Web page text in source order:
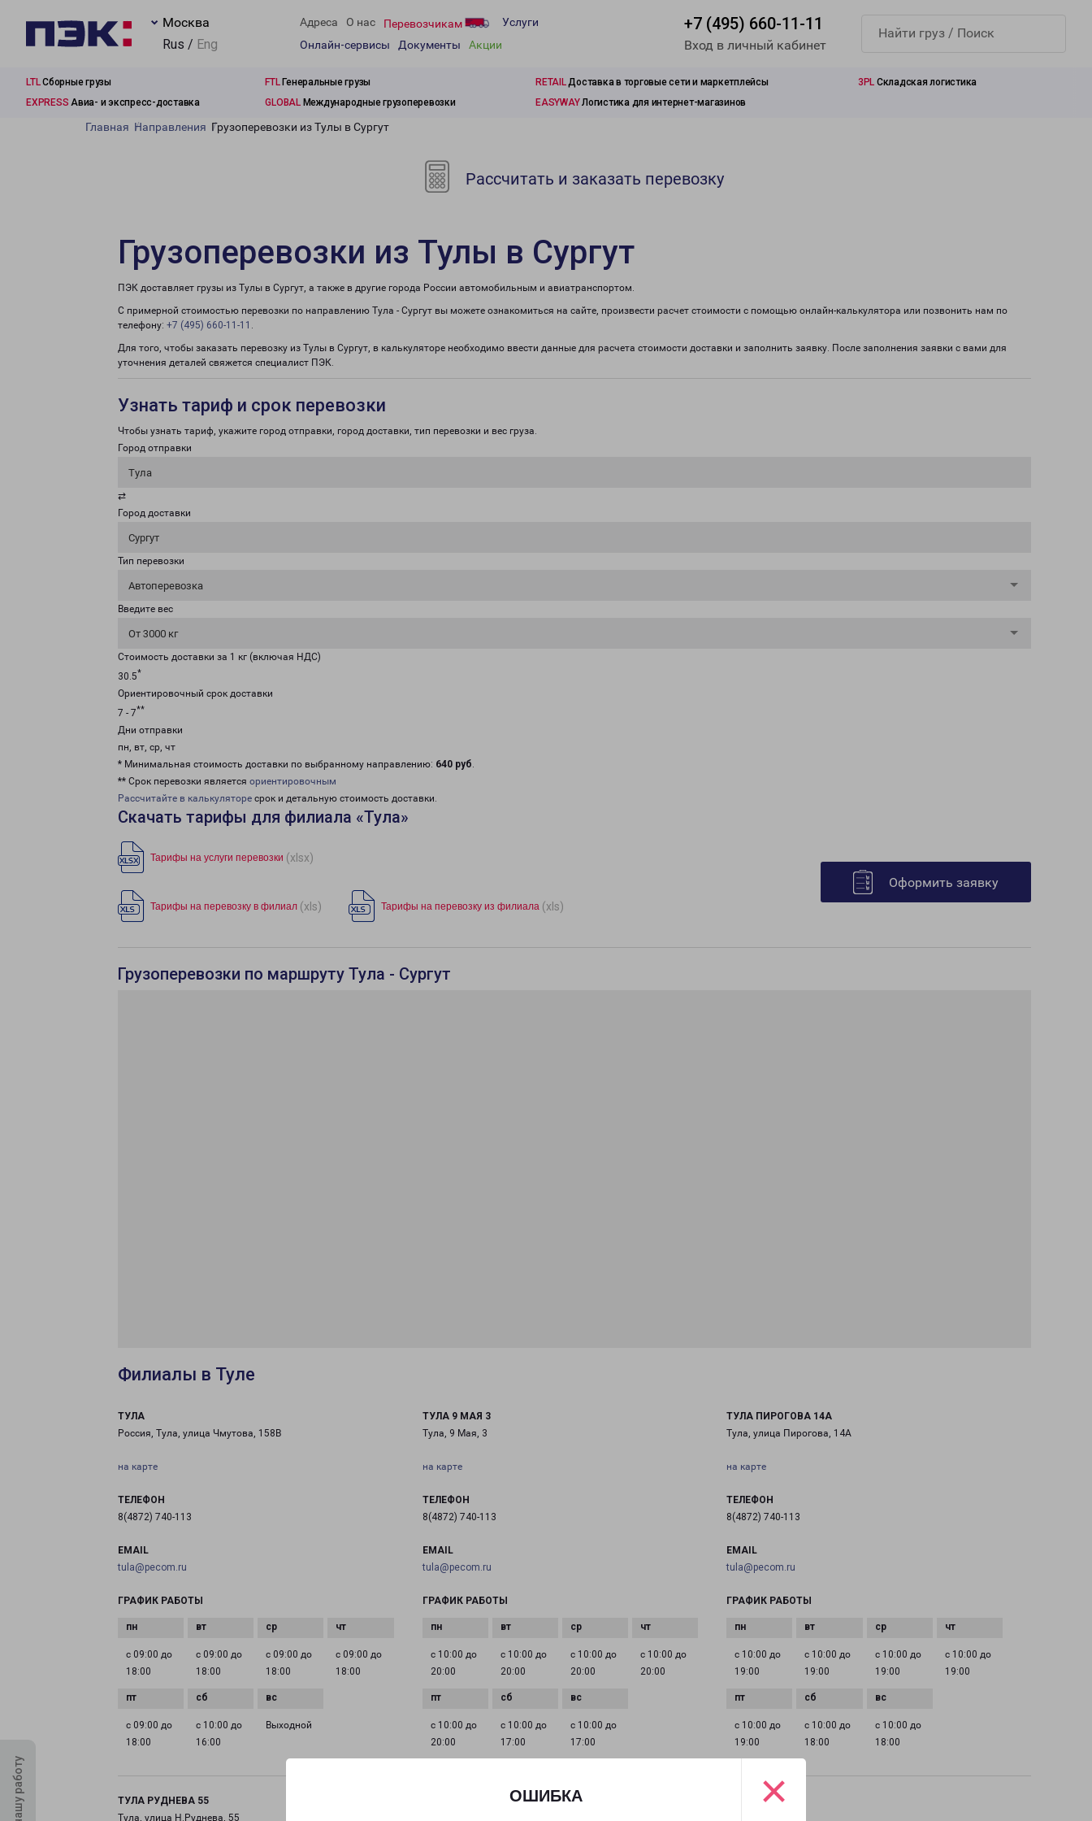
ОШИБКА ×
Москва
Rus / Eng
Адреса О нас Перевозчикам
Услуги
Онлайн-сервисы
Документы Акции
+7 (495) 660-11-11
Вход в личный кабинет
LTLСборные грузы FTLГенеральные грузы RETAILДоставка в торговые сети и маркетплейсы 3PL Складская логистика
EXPRESS Авиа- и экспресс-доставка GLOBALМеждународные грузоперевозки EASYWAYЛогистика для интернет-магазинов
Главная Направления Грузоперевозки из Тулы в Сургут
Рассчитать и заказать перевозку
Грузоперевозки из Тулы в Сургут
ПЭК доставляет грузы из Тулы в Сургут, а также в другие города России автомобильным и авиатранспортом.
С примерной стоимостью перевозки по направлению Тула - Сургут вы можете ознакомиться на сайте, произвести расчет стоимости с помощью онлайн-калькулятора или позвонить нам по
телефону: +7 (495) 660-11-11 .
Для того, чтобы заказать перевозку из Тулы в Сургут, в калькуляторе необходимо ввести данные для расчета стоимости доставки и заполнить заявку. После заполнения заявки с вами для
уточнения деталей свяжется специалист ПЭК.
Узнать тариф и срок перевозки
Чтобы узнать тариф, укажите город отправки, город доставки, тип перевозки и вес груза.
Город отправки
Тула
⇄
Город доставки
Сургут
Тип перевозки
Автоперевозка
Введите вес
От 3000 кг
Стоимость доставки за 1 кг (включая НДС)
30.5*
Ориентировочный срок доставки
7 - 7**
Дни отправки
пн, вт, ср, чт
* Минимальная стоимость доставки по выбранному направлению: 640 руб.
** Срок перевозки является ориентировочным
Рассчитайте в калькуляторе срок и детальную стоимость доставки.
Скачать тарифы для филиала «Тула»
Тарифы на услуги перевозки (xlsx)
Тарифы на перевозку в филиал (xls) Тарифы на перевозку из филиала (xls)
Оформить заявку
Грузоперевозки по маршруту Тула - Сургут
Филиалы в Туле
ТУЛА
Россия, Тула, улица Чмутова, 158В
на карте
ТЕЛЕФОН
8(4872) 740-113
EMAIL
tula@pecom.ru
ГРАФИК РАБОТЫ
с 09:00 до
18:00
с 09:00 до
18:00
с 09:00 до
18:00
с 09:00 до
18:00
с 09:00 до
18:00
с 10:00 до
16:00
Выходной
ТУЛА 9 МАЯ 3
Тула, 9 Мая, 3
на карте
ТЕЛЕФОН
8(4872) 740-113
EMAIL
tula@pecom.ru
ГРАФИК РАБОТЫ
с 10:00 до
20:00
с 10:00 до
20:00
с 10:00 до
20:00
с 10:00 до
20:00
с 10:00 до
20:00
с 10:00 до
17:00
с 10:00 до
17:00
ТУЛА ПИРОГОВА 14А
Тула, улица Пирогова, 14А
на карте
ТЕЛЕФОН
8(4872) 740-113
EMAIL
tula@pecom.ru
ГРАФИК РАБОТЫ
с 10:00 до
19:00
с 10:00 до
19:00
с 10:00 до
19:00
с 10:00 до
19:00
с 10:00 до
19:00
с 10:00 до
18:00
с 10:00 до
18:00
ТУЛА РУДНЕВА 55
Тула, улица Н.Руднева, 55